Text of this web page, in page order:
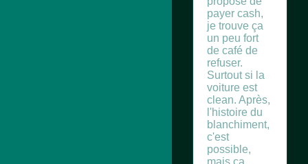
payer cash,
je trouve ça
un peu fort
de café de
refuser.
Surtout si la
voiture est
clean. Après,
l'histoire du
blanchiment,
c'est
possible,
mais ça